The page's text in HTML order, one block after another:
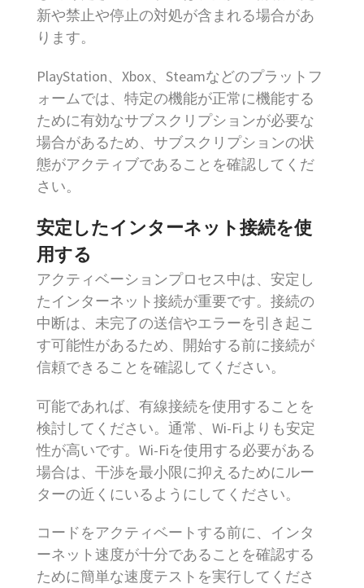
新や禁止や停止の対処が含まれる場合があ
ります。
PlayStation、Xbox、Steamなどのプラットフ
ォームでは、特定の機能が正常に機能する
ために有効なサブスクリプションが必要な
場合があるため、サブスクリプションの状
態がアクティブであることを確認してくだ
さい。
安定したインターネット接続を使
用する
アクティベーションプロセス中は、安定し
たインターネット接続が重要です。接続の
中断は、未完了の送信やエラーを引き起こ
す可能性があるため、開始する前に接続が
信頼できることを確認してください。
可能であれば、有線接続を使用することを
検討してください。通常、Wi-Fiよりも安定
性が高いです。Wi-Fiを使用する必要がある
場合は、干渉を最小限に抑えるためにルー
ターの近くにいるようにしてください。
コードをアクティベートする前に、インタ
ーネット速度が十分であることを確認する
ために簡単な速度テストを実行してくださ